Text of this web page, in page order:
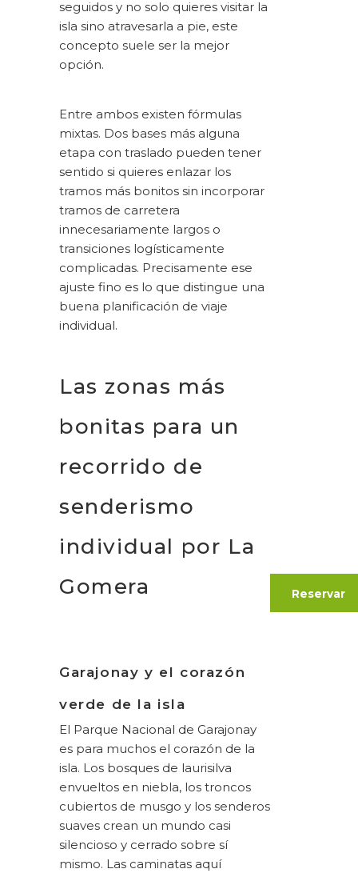
Reservar
seguidos y no solo quieres visitar la
isla sino atravesarla a pie, este
concepto suele ser la mejor
opción.
Entre ambos existen fórmulas
mixtas. Dos bases más alguna
etapa con traslado pueden tener
sentido si quieres enlazar los
tramos más bonitos sin incorporar
tramos de carretera
innecesariamente largos o
transiciones logísticamente
complicadas. Precisamente ese
ajuste fino es lo que distingue una
buena planificación de viaje
individual.
Las zonas más
bonitas para un
recorrido de
senderismo
individual por La
Gomera
Garajonay y el corazón
verde de la isla
El Parque Nacional de Garajonay
es para muchos el corazón de la
isla. Los bosques de laurisilva
envueltos en niebla, los troncos
cubiertos de musgo y los senderos
suaves crean un mundo casi
silencioso y cerrado sobre sí
mismo. Las caminatas aquí